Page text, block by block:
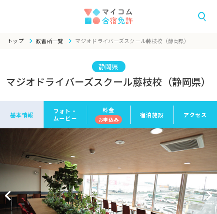
トップ 教習所一覧 マジオドライバーズスクール藤枝校（静岡県）
静岡県
マジオドライバーズスクール藤枝校（静岡県）
基本情報
フォト・
ムービー
料金
お申込み
宿泊施設 アクセス